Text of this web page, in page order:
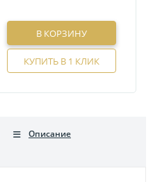
В КОРЗИНУ
КУПИТЬ В 1 КЛИК
Описание